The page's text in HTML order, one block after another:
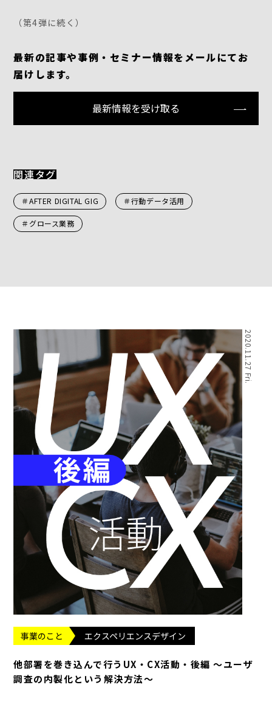
（第4弾に続く）
最新の記事や事例・セミナー情報をメールにてお
届けします。
最新情報を受け取る
関連タグ
＃AFTER DIGITAL GIG ＃行動データ活用
＃グロース業務
2020.11.27 Fri.
事業のこと エクスペリエンスデザイン
他部署を巻き込んで行うUX・CX活動・後編 〜ユーザ
調査の内製化という解決方法〜